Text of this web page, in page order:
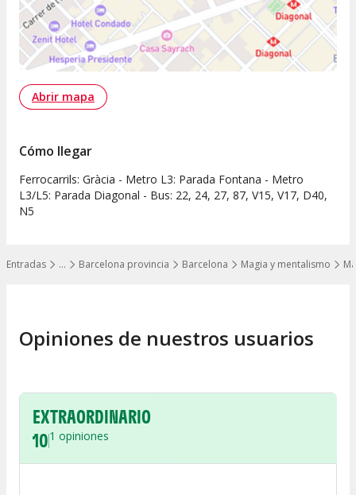
…
Mostrar todos los niveles
Entradas Barcelona provincia Barcelona Magia y mentalismo
Abrir mapa
Cómo llegar
Ferrocarrils: Gràcia - Metro L3: Parada Fontana - Metro
L3/L5: Parada Diagonal - Bus: 22, 24, 27, 87, V15, V17, D40,
N5
Opiniones de nuestros usuarios
EXTRAORDINARIO
101 opiniones